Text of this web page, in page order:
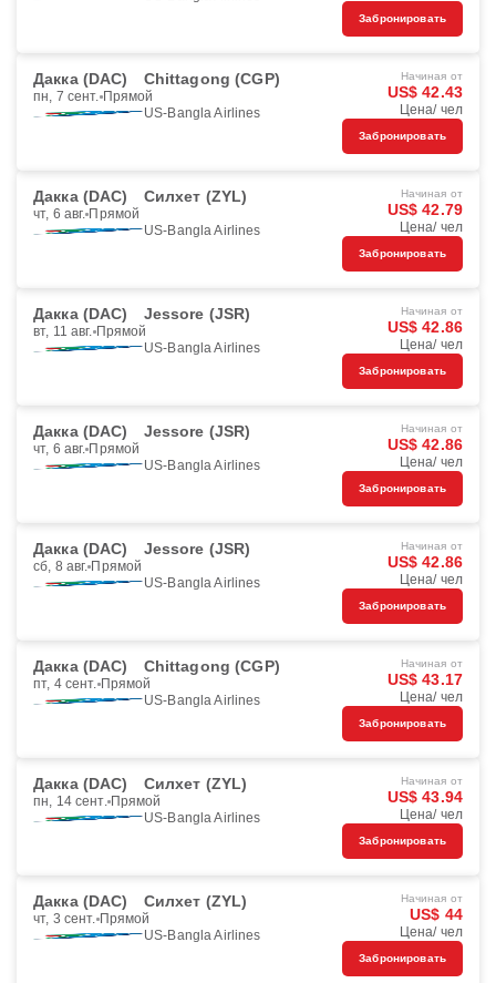
Забронировать
Дакка (DAC) Chittagong (CGP)
пн, 7 сент. Прямой
US-Bangla Airlines
Начиная от
US$ 42.43
Цена/ чел
Забронировать
Дакка (DAC) Силхет (ZYL)
чт, 6 авг. Прямой
US-Bangla Airlines
Начиная от
US$ 42.79
Цена/ чел
Забронировать
Дакка (DAC) Jessore (JSR)
вт, 11 авг. Прямой
US-Bangla Airlines
Начиная от
US$ 42.86
Цена/ чел
Забронировать
Дакка (DAC) Jessore (JSR)
чт, 6 авг. Прямой
US-Bangla Airlines
Начиная от
US$ 42.86
Цена/ чел
Забронировать
Дакка (DAC) Jessore (JSR)
сб, 8 авг. Прямой
US-Bangla Airlines
Начиная от
US$ 42.86
Цена/ чел
Забронировать
Дакка (DAC) Chittagong (CGP)
пт, 4 сент. Прямой
US-Bangla Airlines
Начиная от
US$ 43.17
Цена/ чел
Забронировать
Дакка (DAC) Силхет (ZYL)
пн, 14 сент. Прямой
US-Bangla Airlines
Начиная от
US$ 43.94
Цена/ чел
Забронировать
Дакка (DAC) Силхет (ZYL)
чт, 3 сент. Прямой
US-Bangla Airlines
Начиная от
US$ 44
Цена/ чел
Забронировать